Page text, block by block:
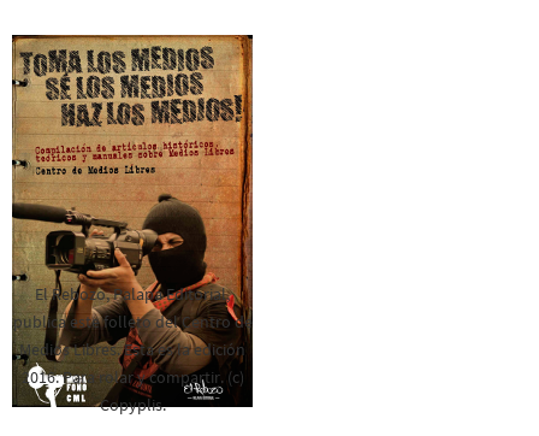
El Rebozo, Palapa Editorial,
publica este folleto del Centro de
Medios Libres. Esta es la edición
2016. Para rolar y compartir. (c)
Copyplis.